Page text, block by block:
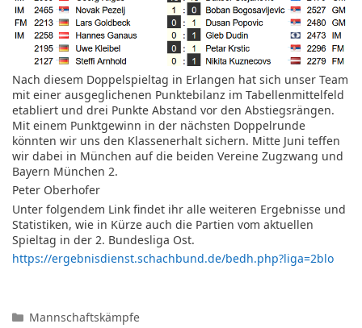
Nach diesem Doppelspieltag in Erlangen hat sich unser Team
mit einer ausgeglichenen Punktebilanz im Tabellenmittelfeld
etabliert und drei Punkte Abstand vor den Abstiegsrängen.
Mit einem Punktgewinn in der nächsten Doppelrunde
könnten wir uns den Klassenerhalt sichern. Mitte Juni teffen
wir dabei in München auf die beiden Vereine Zugzwang und
Bayern München 2.
Peter Oberhofer
Unter folgendem Link findet ihr alle weiteren Ergebnisse und
Statistiken, wie in Kürze auch die Partien vom aktuellen
Spieltag in der 2. Bundesliga Ost.
https://ergebnisdienst.schachbund.de/bedh.php?liga=2blo
Kategorien
Mannschaftskämpfe